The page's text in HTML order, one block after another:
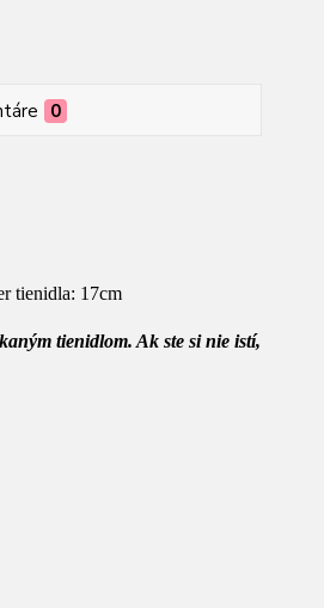
0
tienidla: 17cm
tienidlom. Ak ste si nie istí,